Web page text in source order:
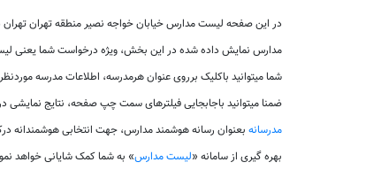
در این صفحه لیست مدارس خیابان خواجه نصیر منطقه تهران تهران
مدارس نمایش داده شده در این بخش، ویژه درخواست شما یعنی
شما میتوانید باکلیک برروی عنوان هرمدرسه، اطلاعات مدرسه
ضمنا میتوانید باجابجایی فیلترهای سمت چپ صفحه، نتایج
مدرسانه بعنوان رسانه هوشمند مدارس، جهت انتخابی هوشمندانه
بهره گیری از سامانه «لیست مدارس» به شما کمک شایانی خواهد